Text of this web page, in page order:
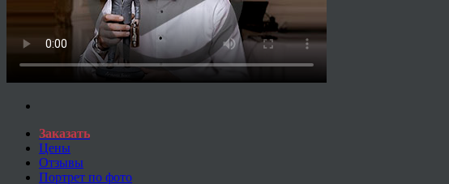
Заказать
Цены
Отзывы
Портрет по фото